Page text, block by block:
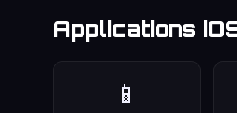
Applications
📱